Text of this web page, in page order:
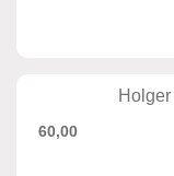
60,00